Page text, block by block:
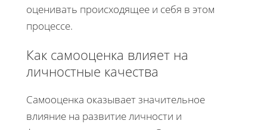
оценивать происходящее и себя в этом
процессе.
Как самооценка влияет на
личностные качества
Самооценка оказывает значительное
влияние на развитие личности и